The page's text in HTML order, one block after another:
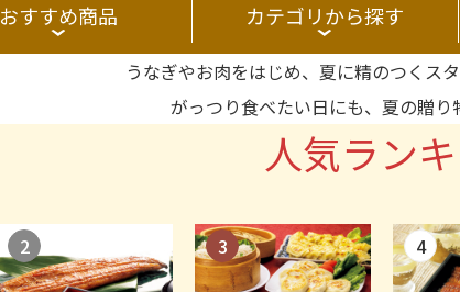
おすすめ商品 カテゴリから探す
うなぎやお肉をはじめ、 夏に精のつくス
がっつり食べたい日にも、 夏の贈り
人気ラン